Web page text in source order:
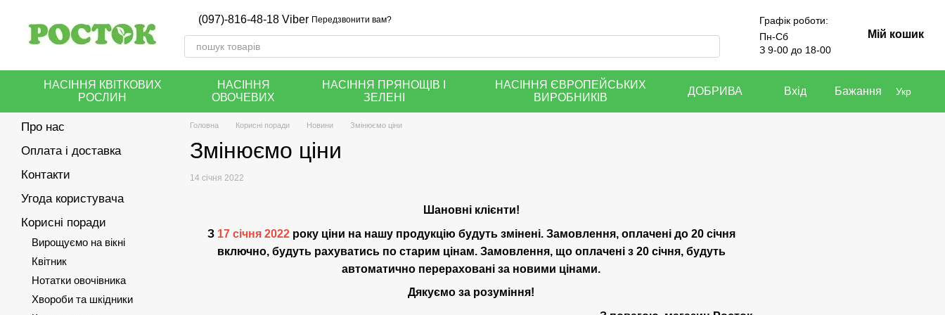
(097)-816-48-18 Viber Передзвонити вам?
Графік роботи:
Пн-Сб
З 9-00 до 18-00
Мій кошик
НАСІННЯ КВІТКОВИХ
РОСЛИН
НАСІННЯ
ОВОЧЕВИХ
НАСІННЯ ПРЯНОЩІВ І
ЗЕЛЕНІ
НАСІННЯ ЄВРОПЕЙСЬКИХ
ВИРОБНИКІВ
ДОБРИВА Вхід Бажання Укр
Головна Корисні поради Новини Змінюємо ціни
Змінюємо ціни
14 січня 2022
Шановні клієнти!
З 17 січня 2022 року ціни на нашу продукцію будуть змінені. Замовлення, оплачені до 20 січня
включно, будуть рахуватись по старим цінам. Замовлення, що оплачені з 20 січня, будуть
автоматично перераховані за новими цінами.
Дякуємо за розуміння!
Про нас
Оплата і доставка
Контакти
Угода користувача
Корисні поради
Вирощуємо на вікні
Квітник
Нотатки овочівника
Хвороби та шкідники